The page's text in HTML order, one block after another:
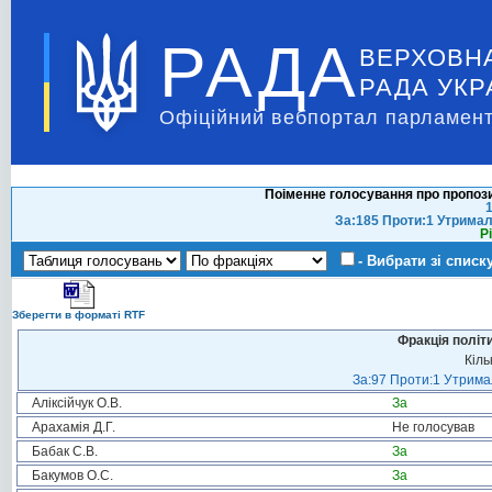
РАДА РАДА
Офіційний вебпортал
Поіменне голосування про
За:185 Проти:1
- Вибрати зі
Зберегти в форматі RTF
Фракція
За:97 Проти:1
Аліксійчук О.В.
За
Арахамія Д.Г.
Не голосував
Бабак С.В.
За
Бакумов О.С.
За